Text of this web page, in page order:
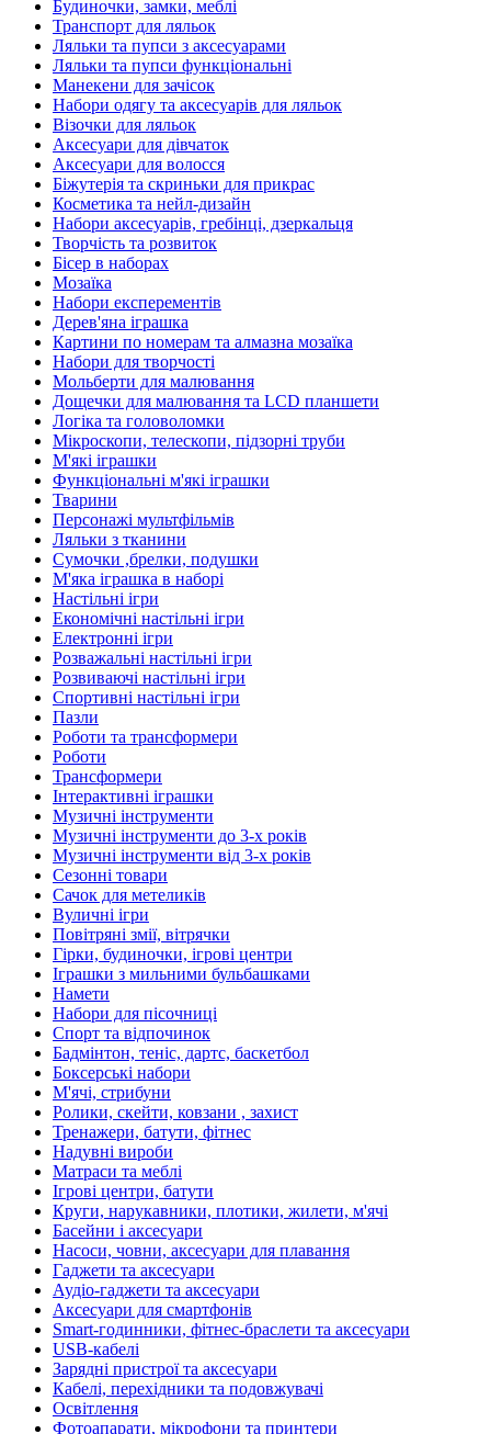
Будиночки, замки, меблі
Транспорт для ляльок
Ляльки та пупси з аксесуарами
Ляльки та пупси функціональні
Манекени для зачісок
Набори одягу та аксесуарів для ляльок
Візочки для ляльок
Аксесуари для дівчаток
Аксесуари для волосся
Біжутерія та скриньки для прикрас
Косметика та нейл-дизайн
Набори аксесуарів, гребінці, дзеркальця
Творчість та розвиток
Бісер в наборах
Мозаїка
Набори експерементів
Дерев'яна іграшка
Картини по номерам та алмазна мозаїка
Набори для творчості
Мольберти для малювання
Дощечки для малювання та LCD планшети
Логіка та головоломки
Мікроскопи, телескопи, підзорні труби
М'які іграшки
Функціональні м'які іграшки
Тварини
Персонажі мультфільмів
Ляльки з тканини
Сумочки ,брелки, подушки
М'яка іграшка в наборі
Настільні ігри
Економічні настільні ігри
Електронні ігри
Розважальні настільні ігри
Розвиваючі настільні ігри
Спортивні настільні ігри
Пазли
Роботи та трансформери
Роботи
Трансформери
Інтерактивні іграшки
Музичні інструменти
Музичні інструменти до 3-х років
Музичні інструменти від 3-х років
Сезонні товари
Сачок для метеликів
Вуличні ігри
Повітряні змії, вітрячки
Гірки, будиночки, ігрові центри
Іграшки з мильними бульбашками
Намети
Набори для пісочниці
Спорт та відпочинок
Бадмінтон, теніс, дартс, баскетбол
Боксерські набори
М'ячі, стрибуни
Ролики, скейти, ковзани , захист
Тренажери, батути, фітнес
Надувні вироби
Матраси та меблі
Ігрові центри, батути
Круги, нарукавники, плотики, жилети, м'ячі
Басейни і аксесуари
Насоси, човни, аксесуари для плавання
Гаджети та аксесуари
Аудіо-гаджети та аксесуари
Аксесуари для смартфонів
Smart-годинники, фітнес-браслети та аксесуари
USB-кабелі
Зарядні пристрої та аксесуари
Кабелі, перехідники та подовжувачі
Освітлення
Фотоапарати, мікрофони та принтери